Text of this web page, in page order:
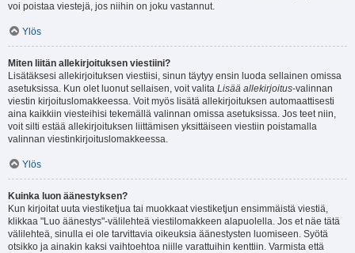
voi poistaa viestejä, jos niihin on joku vastannut.
Ylös
Miten liitän allekirjoituksen viestiini?
Lisätäksesi allekirjoituksen viestiisi, sinun täytyy ensin luoda sellainen omissa
asetuksissa. Kun olet luonut sellaisen, voit valita Lisää allekirjoitus-valinnan
viestin kirjoituslomakkeessa. Voit myös lisätä allekirjoituksen automaattisesti
aina kaikkiin viesteihisi tekemällä valinnan omissa asetuksissa. Jos teet niin,
voit silti estää allekirjoituksen liittämisen yksittäiseen viestiin poistamalla
valinnan viestinkirjoituslomakkeessa.
Ylös
Kuinka luon äänestyksen?
Kun kirjoitat uuta viestiketjua tai muokkaat viestiketjun ensimmäistä viestiä,
klikkaa "Luo äänestys"-välilehteä viestilomakkeen alapuolella. Jos et näe tätä
välilehteä, sinulla ei ole tarvittavia oikeuksia äänestysten luomiseen. Syötä
otsikko ja ainakin kaksi vaihtoehtoa niille varattuihin kenttiin. Varmista että